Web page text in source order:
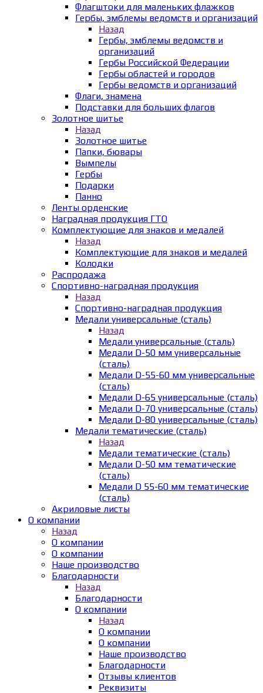
Флагштоки для маленьких флажков
Гербы, эмблемы ведомств и организаций
Назад
Гербы, эмблемы ведомств и
организаций
Гербы Российской Федерации
Гербы областей и городов
Гербы ведомств и организаций
Флаги, знамена
Подставки для больших флагов
Золотное шитье
Назад
Золотное шитье
Папки, бювары
Вымпелы
Гербы
Подарки
Панно
Ленты орденские
Наградная продукция ГТО
Комплектующие для знаков и медалей
Назад
Комплектующие для знаков и медалей
Колодки
Распродажа
Спортивно-наградная продукция
Назад
Спортивно-наградная продукция
Медали универсальные (сталь)
Назад
Медали универсальные (сталь)
Медали D-50 мм универсальные
(сталь)
Медали D-55-60 мм универсальные
(сталь)
Медали D-65 универсальные (сталь)
Медали D-70 универсальные (сталь)
Медали D-80 универсальные (сталь)
Медали тематические (сталь)
Назад
Медали тематические (сталь)
Медали D-50 мм тематические
(сталь)
Медали D 55-60 мм тематические
(сталь)
Акриловые листы
О компании
Назад
О компании
О компании
Наше производство
Благодарности
Назад
Благодарности
О компании
Назад
О компании
О компании
Наше производство
Благодарности
Отзывы клиентов
Реквизиты